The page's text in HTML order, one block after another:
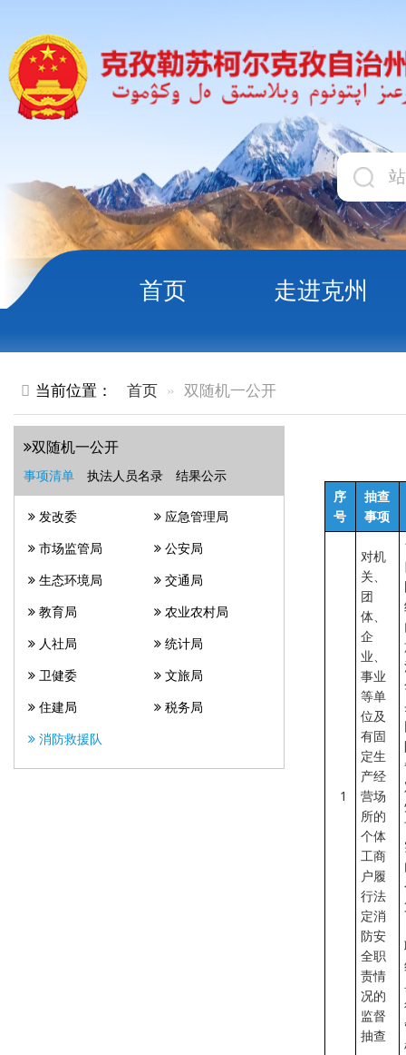
首页 走进克州 领导
双随机一公开
事项清单 执法人员名录 结果公示
发改委 应急管理局
市场监管局 公安局
生态环境局 交通局
教育局 农业农村局
人社局 统计局
卫健委 文旅局
住建局 税务局
消防救援队
序
号
抽查
事项
1
对机
关、
团
体、
企
业、
事业
等单
位及
有固
定生
产经
营场
所的
个体
工商
户履
行法
定消
防安
全职
责情
况的
监督
抽查